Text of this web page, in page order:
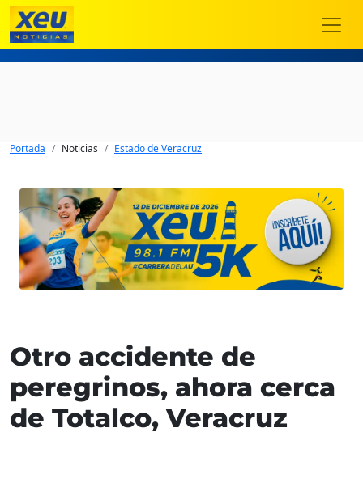
Portada Noticias Estado de Veracruz
Otro accidente de
peregrinos, ahora cerca
de Totalco, Veracruz